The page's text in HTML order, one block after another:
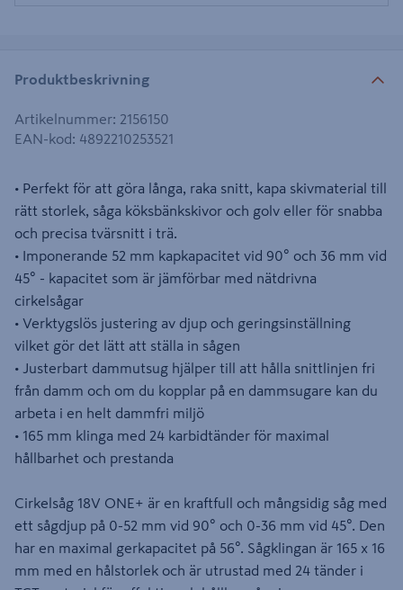
Produktbeskrivning
Artikelnummer: 2156150
EAN-kod: 4892210253521
• Perfekt för att göra långa, raka snitt, kapa skivmaterial till
rätt storlek, såga köksbänkskivor och golv eller för snabba
och precisa tvärsnitt i trä.
• Imponerande 52 mm kapkapacitet vid 90° och 36 mm vid
45° - kapacitet som är jämförbar med nätdrivna
cirkelsågar
• Verktygslös justering av djup och geringsinställning
vilket gör det lätt att ställa in sågen
• Justerbart dammutsug hjälper till att hålla snittlinjen fri
från damm och om du kopplar på en dammsugare kan du
arbeta i en helt dammfri miljö
• 165 mm klinga med 24 karbidtänder för maximal
hållbarhet och prestanda
Cirkelsåg 18V ONE+ är en kraftfull och mångsidig såg med
ett sågdjup på 0-52 mm vid 90° och 0-36 mm vid 45°. Den
har en maximal gerkapacitet på 56°. Sågklingan är 165 x 16
mm med en hålstorlek och är utrustad med 24 tänder i